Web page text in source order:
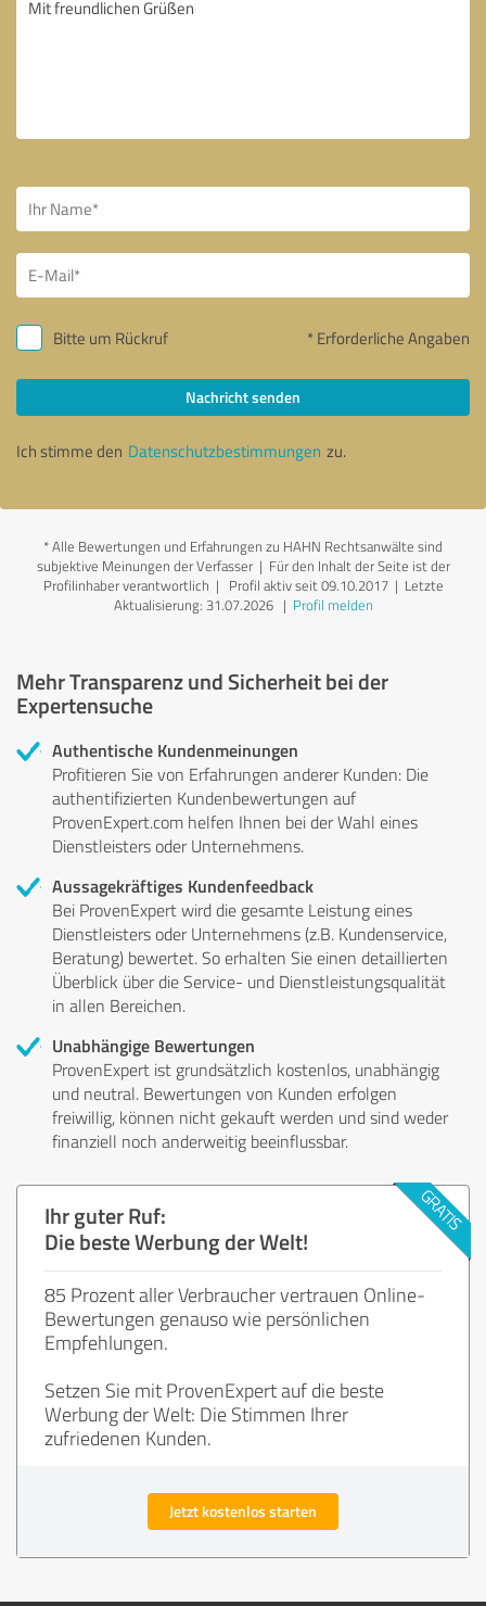
Bitte um Rückruf * Erforderliche Angaben
Nachricht senden
Ich stimme den Datenschutzbestimmungen zu.
*Alle Bewertungen und Erfahrungen zu HAHN Rechtsanwälte sind
subjektive Meinungen der Verfasser | Für den Inhalt der Seite ist der
Profilinhaber verantwortlich | Profil aktiv seit 09.10.2017 | Letzte
Aktualisierung: 31.07.2026| Profil melden
Mehr Transparenz und Sicherheit bei der
Expertensuche
Authentische Kundenmeinungen
Profitieren Sie von Erfahrungen anderer Kunden: Die
authentifizierten Kundenbewertungen auf
ProvenExpert.com helfen Ihnen bei der Wahl eines
Dienstleisters oder Unternehmens.
Aussagekräftiges Kundenfeedback
Bei ProvenExpert wird die gesamte Leistung eines
Dienstleisters oder Unternehmens (z.B. Kundenservice,
Beratung) bewertet. So erhalten Sie einen detaillierten
Überblick über die Service- und Dienstleistungsqualität
in allen Bereichen.
Unabhängige Bewertungen
ProvenExpert ist grundsätzlich kostenlos, unabhängig
und neutral. Bewertungen von Kunden erfolgen
freiwillig, können nicht gekauft werden und sind weder
finanziell noch anderweitig beeinflussbar.
Ihr guter Ruf:
Die beste Werbung der Welt!
85 Prozent aller Verbraucher vertrauen Online-
Bewertungen genauso wie persönlichen
Empfehlungen.
Setzen Sie mit ProvenExpert auf die beste
Werbung der Welt: Die Stimmen Ihrer
zufriedenen Kunden.
Jetzt kostenlos starten